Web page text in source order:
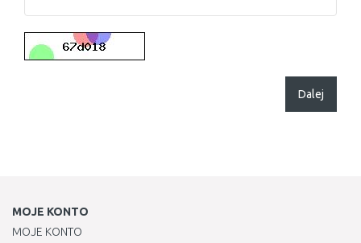
Dalej
MOJE KONTO
MOJE KONTO